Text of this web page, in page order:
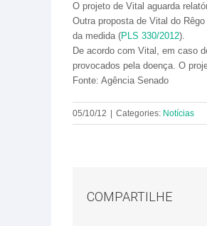
O projeto de Vital aguarda
Outra proposta de Vital do
da medida (PLS 330/2012).
De acordo com Vital, em caso
provocados pela doença. O
Fonte: Agência Senado
05/10/12 Categories: Notícias
COMPARTILHE